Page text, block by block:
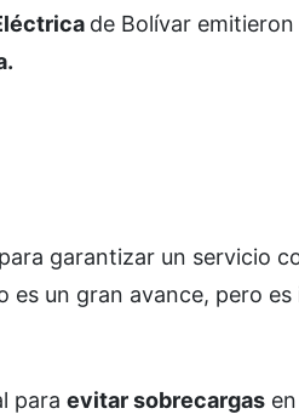
de Bolívar
garantizar un servicio
un gran avance, pero
para evitar sobrecargas